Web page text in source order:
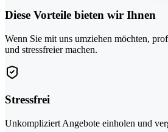
Diese Vorteile bieten wir Ihnen
Wenn Sie mit uns umziehen möchten,
und stressfreier machen.
Stressfrei
Unkompliziert Angebote einholen und